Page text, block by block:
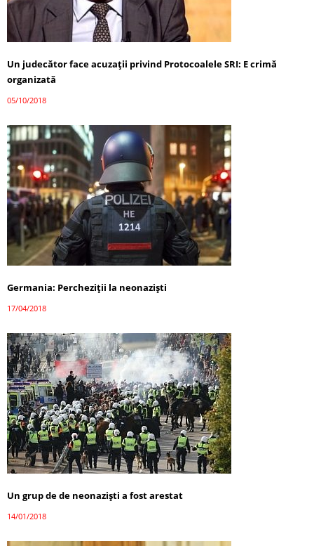
Un judecător face acuzaţii privind Protocoalele SRI: E crimă
organizată
05/10/2018
Germania: Percheziții la neonaziști
17/04/2018
Un grup de de neonaziști a fost arestat
14/01/2018